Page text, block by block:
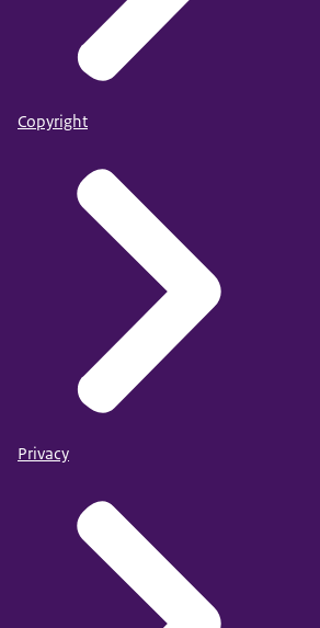
Copyright
Privacy